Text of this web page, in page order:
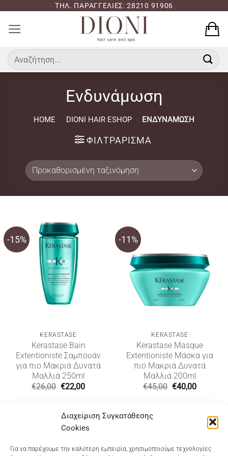
Διαχείριση Συγκατάθεσης
Cookies
Για να παρέχουμε την καλύτερη εμπειρία, χρησιμοποιούμε τεχνολογίες
περιεχόμενο
ΤΗΛ. ΠΑΡΑΓΓΕΛΙΕΣ: 28210 91906
Αναζήτηση
για:
Ενδυνάμωση
HOME - DIONI HAIR ESHOP - ΕΝΔΥΝΆΜΩΣΗ
ΦΙΛΤΡΆΡΙΣΜΑ
-15%
KERASTASE
Kerastase Bain
Extentioniste Σαμπουάν
για πιο Μακριά Δυνατά
Μαλλιά 250ml
€26,00 Original
€22,00Η
€22,00.
-11%
KERASTASE
Kerastase Masque
Extentioniste Μάσκα για
πιο Μακριά Δυνατά
Μαλλιά 200ml
€45,00 Original
€40,00Η
€40,00.
Dioni Hair Care, Ζυμβρακάκηδων 33, τηλ 28210